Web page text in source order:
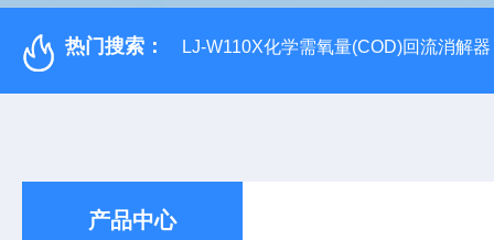
热门搜索： LJ-W110X化学需氧量(COD)回流消解器
产品中心